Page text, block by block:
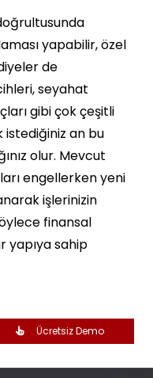
yapabilir, özel
de
seyahat
gibi çok çeşitli
an bu
olur. Mevcut
engellerken yeni
işlerinizin
finansal
yapıya sahip
Ücretsiz Demo